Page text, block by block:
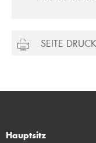
SEITE
Hauptsitz